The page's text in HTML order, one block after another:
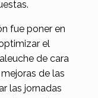
fue poner en
el
de cara
de las
las jornadas